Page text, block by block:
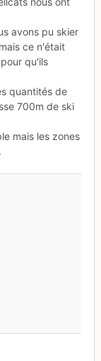
avons pu skier
ce n'était
qu'ils
quantités de
700m de ski
mais les zones